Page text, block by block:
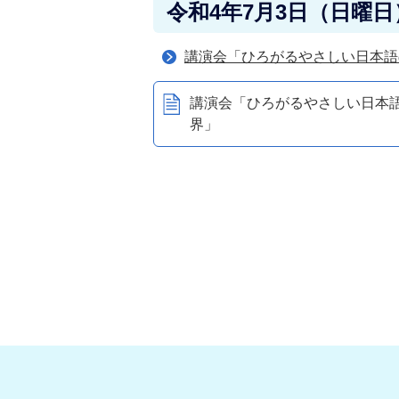
令和4年7月3日（日曜日
講演会「ひろがるやさしい日本語
講演会「ひろがるやさしい日本
界」